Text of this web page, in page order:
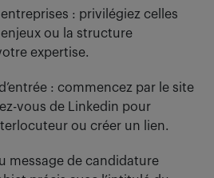
: privilégiez celles
ou la structure
expertise.
: commencez par le site
vous de Linkedin pour
ou créer un lien.
message de candidature